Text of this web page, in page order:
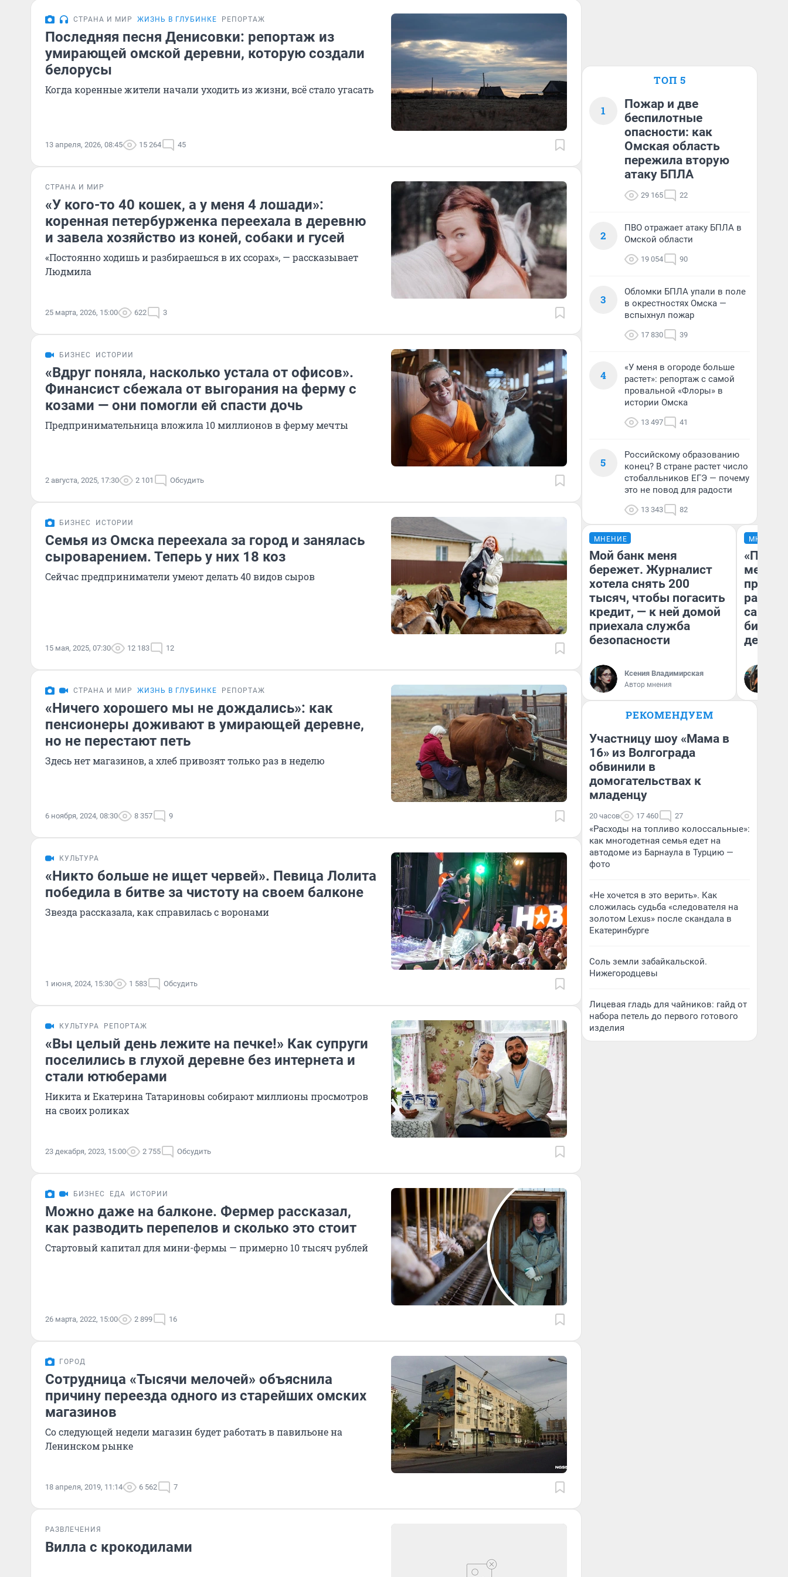
СТРАНА И МИР ЖИЗНЬ В ГЛУБИНКЕ РЕПОРТАЖ
Последняя песня Денисовки: репортаж из
умирающей омской деревни, которую создали
белорусы
Когда коренные жители начали уходить из жизни, всё стало угасать
13 апреля, 2026, 08:45 15 264 45
СТРАНА И МИР
«У кого-то 40 кошек, а у меня 4 лошади»:
коренная петербурженка переехала в деревню
и завела хозяйство из коней, собаки и гусей
«Постоянно ходишь и разбираешься в их ссорах», — рассказывает
Людмила
25 марта, 2026, 15:00 622 3
БИЗНЕС ИСТОРИИ
«Вдруг поняла, насколько устала от офисов».
Финансист сбежала от выгорания на ферму с
козами — они помогли ей спасти дочь
Предпринимательница вложила 10 миллионов в ферму мечты
2 августа, 2025, 17:30 2 101 Обсудить
БИЗНЕС ИСТОРИИ
Семья из Омска переехала за город и занялась
сыроварением. Теперь у них 18 коз
Сейчас предприниматели умеют делать 40 видов сыров
15 мая, 2025, 07:30 12 183 12
СТРАНА И МИР ЖИЗНЬ В ГЛУБИНКЕ РЕПОРТАЖ
«Ничего хорошего мы не дождались»: как
пенсионеры доживают в умирающей деревне,
но не перестают петь
Здесь нет магазинов, а хлеб привозят только раз в неделю
6 ноября, 2024, 08:30 8 357 9
КУЛЬТУРА
«Никто больше не ищет червей». Певица Лолита
победила в битве за чистоту на своем балконе
Звезда рассказала, как справилась с воронами
1 июня, 2024, 15:30 1 583 Обсудить
КУЛЬТУРА РЕПОРТАЖ
«Вы целый день лежите на печке!» Как супруги
поселились в глухой деревне без интернета и
стали ютюберами
Никита и Екатерина Татариновы собирают миллионы просмотров
на своих роликах
23 декабря, 2023, 15:00 2 755 Обсудить
БИЗНЕС ЕДА ИСТОРИИ
Можно даже на балконе. Фермер рассказал,
как разводить перепелов и сколько это стоит
Стартовый капитал для мини-фермы — примерно 10 тысяч рублей
26 марта, 2022, 15:00 2 899 16
ГОРОД
Сотрудница «Тысячи мелочей» объяснила
причину переезда одного из старейших омских
магазинов
Со следующей недели магазин будет работать в павильоне на
Ленинском рынке
18 апреля, 2019, 11:14 6 562 7
РАЗВЛЕЧЕНИЯ
Вилла с крокодилами
ТОП 5
1
Пожар и две
беспилотные
опасности: как
Омская область
пережила вторую
атаку БПЛА
29 165 22
2
ПВО отражает атаку БПЛА в
Омской области
19 054 90
3
Обломки БПЛА упали в поле
в окрестностях Омска —
вспыхнул пожар
17 830 39
4
«У меня в огороде больше
растет»: репортаж с самой
провальной «Флоры» в
истории Омска
13 497 41
5
Российскому образованию
конец? В стране растет число
стобалльников ЕГЭ — почему
это не повод для радости
13 343 82
МНЕНИЕ
Мой банк меня
бережет. Журналист
хотела снять 200
тысяч, чтобы погасить
кредит, — к ней домой
приехала служба
безопасности
Ксения Владимирская
Автор мнения
МНЕНИЕ
самом
РЕКОМЕНДУЕМ
Участницу шоу «Мама в
16» из Волгограда
обвинили в
домогательствах к
младенцу
20 часов 17 460 27
«Расходы на топливо колоссальные»:
как многодетная семья едет на
автодоме из Барнаула в Турцию —
фото
«Не хочется в это верить». Как
сложилась судьба «следователя на
золотом Lexus» после скандала в
Екатеринбурге
Соль земли забайкальской.
Нижегородцевы
Лицевая гладь для чайников: гайд от
набора петель до первого готового
изделия